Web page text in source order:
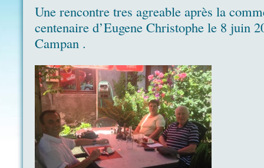
Une rencontre tres agreable après la
centenaire d’Eugene Christophe le 8 juin
Campan .